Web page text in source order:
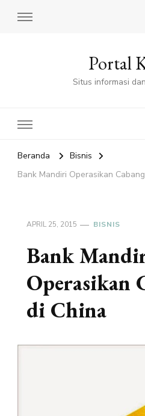
Portal
Situs informasi
Beranda
Bisnis
Bank Mandiri Operasikan
APRIL 25, 2015 BISNIS
Bank
Operasikan
di China